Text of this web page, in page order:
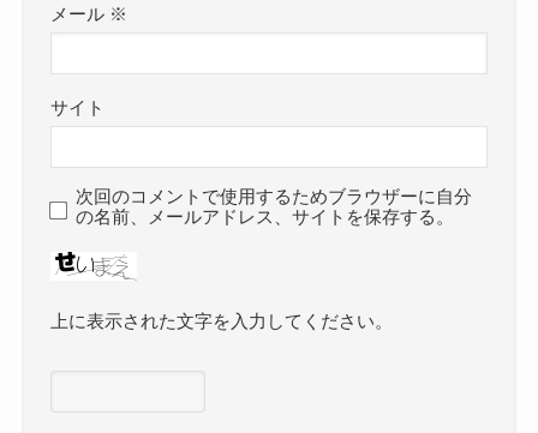
メール ※
サイト
次回のコメントで使用するためブラウザーに自分
の名前、メールアドレス、サイトを保存する。
上に表示された文字を入力してください。